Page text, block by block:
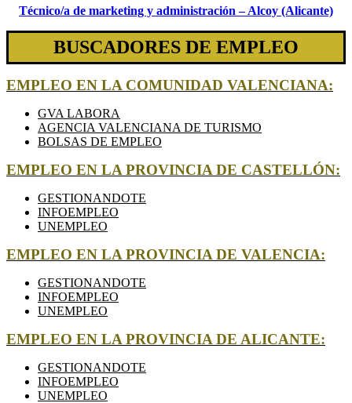
Técnico/a de marketing y administración – Alcoy (Alicante)
BUSCADORES DE EMPLEO
EMPLEO EN LA COMUNIDAD VALENCIANA:
GVA LABORA
AGENCIA VALENCIANA DE TURISMO
BOLSAS DE EMPLEO
EMPLEO EN LA PROVINCIA DE CASTELLÓN:
GESTIONANDOTE
INFOEMPLEO
UNEMPLEO
EMPLEO EN LA PROVINCIA DE VALENCIA:
GESTIONANDOTE
INFOEMPLEO
UNEMPLEO
EMPLEO EN LA PROVINCIA DE ALICANTE:
GESTIONANDOTE
INFOEMPLEO
UNEMPLEO